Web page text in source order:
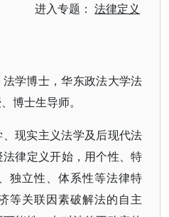
进入专题：法律定义
学博士，华东政法大学法
博士生导师。
现实主义法学及后现代法
律定义开始，用个性、特
独立性、体系性等法律特
等关联因素破解法的自主